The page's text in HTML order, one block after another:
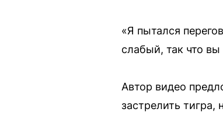
«Я пытался
слабый, так что
Автор видео
застрелить тигра,